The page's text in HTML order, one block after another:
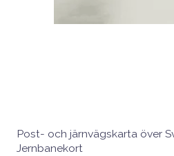
Post- och järnvägskarta över
Jernbanekort